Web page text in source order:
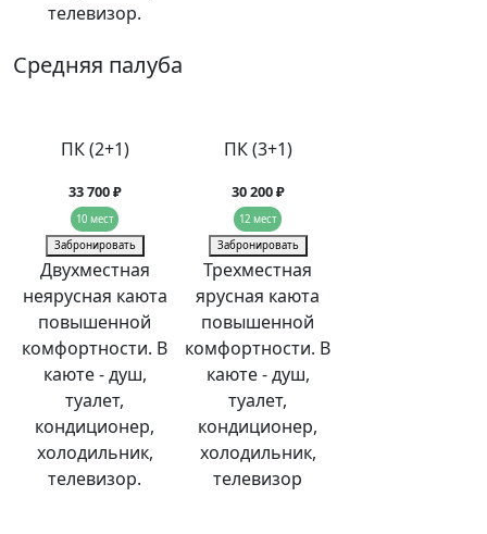
телевизор.
Средняя палуба
ПК (2+1)
33 700 ₽
10 мест
Забронировать
Двухместная
неярусная каюта
повышенной
комфортности. В
каюте - душ,
туалет,
кондиционер,
холодильник,
телевизор.
ПК (3+1)
30 200 ₽
12 мест
Забронировать
Трехместная
ярусная каюта
повышенной
комфортности. В
каюте - душ,
туалет,
кондиционер,
холодильник,
телевизор